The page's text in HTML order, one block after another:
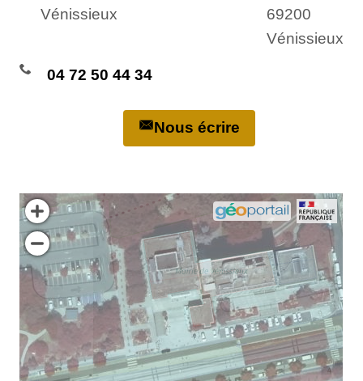
Vénissieux
69200
Vénissieux
04 72 50 44 34
Nous écrire